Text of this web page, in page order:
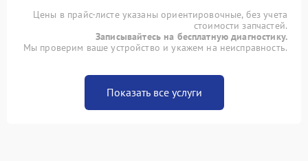
Цены в прайс-листе указаны ориентировочные, без учета
стоимости запчастей.
Записывайтесь на бесплатную диагностику.
Мы проверим ваше устройство и укажем на неисправность.
Показать все услуги